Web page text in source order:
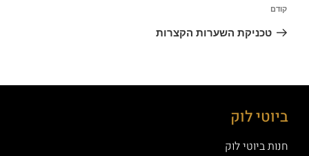
קודם
טכניקת השערות הקצרות
ביוטי לוק
חנות ביוטי לוק